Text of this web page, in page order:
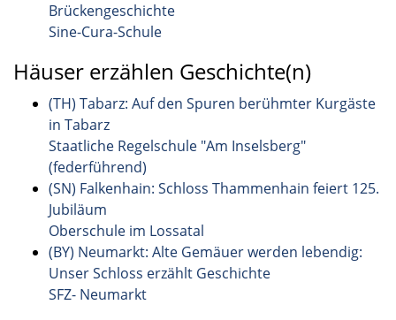
Brückengeschichte
Sine-Cura-Schule
Häuser erzählen Geschichte(n)
(TH) Tabarz: Auf den Spuren berühmter Kurgäste
in Tabarz
Staatliche Regelschule "Am Inselsberg"
(federführend)
(SN) Falkenhain: Schloss Thammenhain feiert 125.
Jubiläum
Oberschule im Lossatal
(BY) Neumarkt: Alte Gemäuer werden lebendig:
Unser Schloss erzählt Geschichte
SFZ- Neumarkt